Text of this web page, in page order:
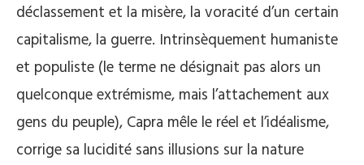
déclassement et la misère, la voracité d’un certain
capitalisme, la guerre. Intrinsèquement humaniste
et populiste (le terme ne désignait pas alors un
quelconque extrémisme, mais l’attachement aux
gens du peuple), Capra mêle le réel et l’idéalisme,
corrige sa lucidité sans illusions sur la nature